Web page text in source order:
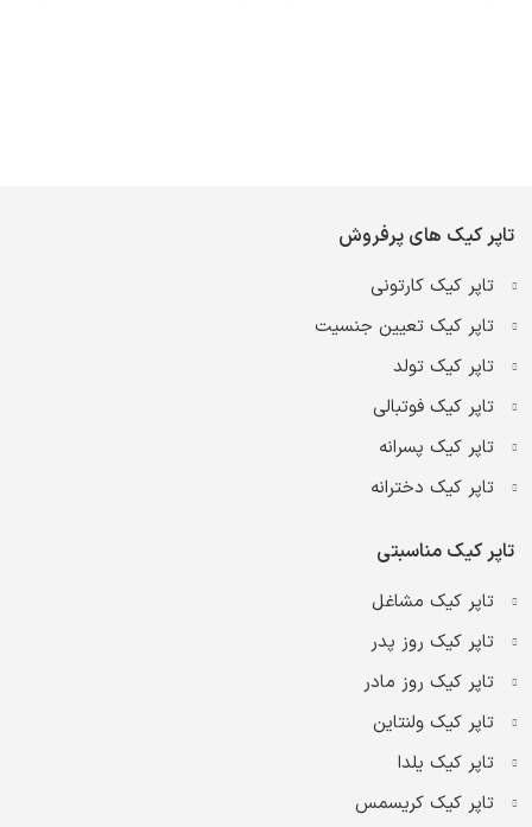
تاپر کیک های پرفروش
تاپر کیک کارتونی
تاپر کیک تعیین جنسیت
تاپر کیک تولد
تاپر کیک فوتبالی
تاپر کیک پسرانه
تاپر کیک دخترانه
تاپر کیک مناسبتی
تاپر کیک مشاغل
تاپر کیک روز پدر
تاپر کیک روز مادر
تاپر کیک ولنتاین
تاپر کیک یلدا
تاپر کیک کریسمس